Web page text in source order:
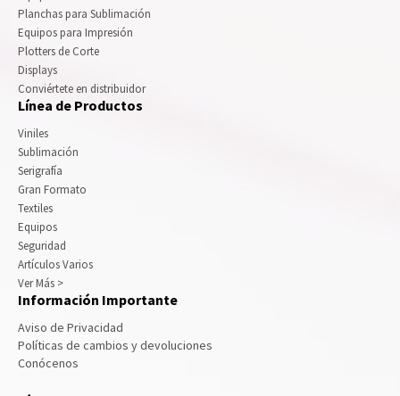
Planchas para Sublimación
Equipos para Impresión
Plotters de Corte
Displays
Conviértete en distribuidor
Línea de Productos
Viniles
Sublimación
Serigrafía
Gran Formato
Textiles
Equipos
Seguridad
Artículos Varios
Ver Más >
Información Importante
Aviso de Privacidad
Políticas de cambios y devoluciones
Conócenos